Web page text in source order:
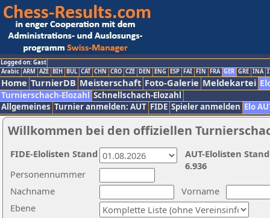
Logged on: Gast
Arabic ARM AZE BIH BUL CAT CHN CRO CZE DEN ENG ESP FAI FIN FRA GER GRE INA
Home TurnierDB Meisterschaft Foto-Galerie Meldekartei
Turnierschach-Elozahl Schnellschach-Elozahl
Allgemeines Turnier anmelden: AUT FIDE Spieler anmelden Elo
Willkommen bei den offiziellen
Nachname
Vorname
Ebene
Personennummer
AUT-Elolisten
6.936
FIDE-Elolisten Stand